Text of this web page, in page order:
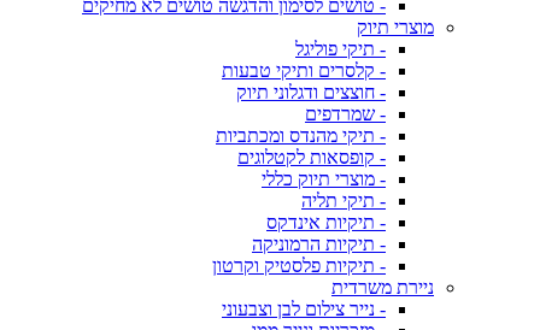
- טושים לסימון והדגשה טושים לא מחיקים
מוצרי תיוק
- תיקי פוליגל
- קלסרים ותיקי טבעות
- חוצצים ודגלוני תיוק
- שמרדפים
- תיקי מהנדס ומכתביות
- קופסאות לקטלוגים
- מוצרי תיוק כללי
- תיקי תליה
- תיקיות אינדקס
- תיקיות הרמוניקה
- תיקיות פלסטיק וקרטון
ניירת משרדית
- נייר צילום לבן וצבעוני